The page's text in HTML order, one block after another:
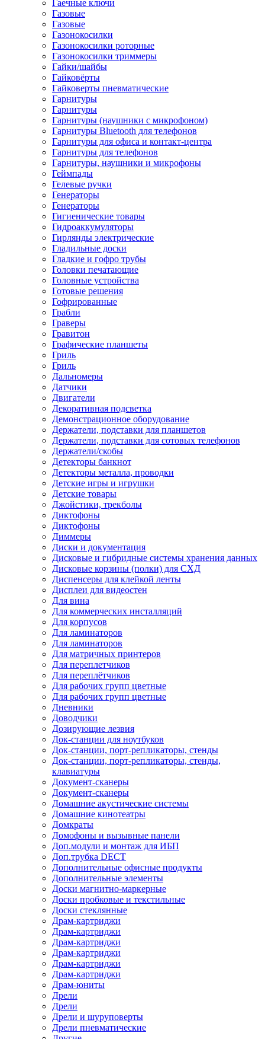
Гаечные ключи
Газовые
Газовые
Газонокосилки
Газонокосилки роторные
Газонокосилки триммеры
Гайки/шайбы
Гайковёрты
Гайковерты пневматические
Гарнитуры
Гарнитуры
Гарнитуры (наушники с микрофоном)
Гарнитуры Bluetooth для телефонов
Гарнитуры для офиса и контакт-центра
Гарнитуры для телефонов
Гарнитуры, наушники и микрофоны
Геймпады
Гелевые ручки
Генераторы
Генераторы
Гигиенические товары
Гидроаккумуляторы
Гирлянды электрические
Гладильные доски
Гладкие и гофро трубы
Головки печатающие
Головные устройства
Готовые решения
Гофрированные
Грабли
Граверы
Гравитон
Графические планшеты
Гриль
Гриль
Дальномеры
Датчики
Двигатели
Декоративная подсветка
Демонстрационное оборудование
Держатели, подставки для планшетов
Держатели, подставки для сотовых телефонов
Держатели/скобы
Детекторы банкнот
Детекторы металла, проводки
Детские игры и игрушки
Детские товары
Джойстики, трекболы
Диктофоны
Диктофоны
Диммеры
Диски и документация
Дисковые и гибридные системы хранения данных
Дисковые корзины (полки) для СХД
Диспенсеры для клейкой ленты
Дисплеи для видеостен
Для вина
Для коммерческих инсталляций
Для корпусов
Для ламинаторов
Для ламинаторов
Для матричных принтеров
Для переплетчиков
Для переплётчиков
Для рабочих групп цветные
Для рабочих групп цветные
Дневники
Доводчики
Дозирующие лезвия
Док-станции для ноутбуков
Док-станции, порт-репликаторы, стенды
Док-станции, порт-репликаторы, стенды,
клавиатуры
Документ-сканеры
Документ-сканеры
Домашние акустические системы
Домашние кинотеатры
Домкраты
Домофоны и вызывные панели
Доп.модули и монтаж для ИБП
Доп.трубка DECT
Дополнительные офисные продукты
Дополнительные элементы
Доски магнитно-маркерные
Доски пробковые и текстильные
Доски стеклянные
Драм-картриджи
Драм-картриджи
Драм-картриджи
Драм-картриджи
Драм-картриджи
Драм-картриджи
Драм-юниты
Дрели
Дрели
Дрели и шуруповерты
Дрели пневматические